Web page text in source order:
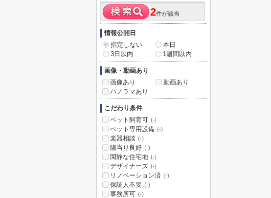
2件が該当
情報公開日
指定しない
本日
3日以内
1週間以内
画像・動画あり
画像あり
動画あり
パノラマあり
こだわり条件
ペット飼育可 (-)
ペット専用設備 (-)
楽器相談 (-)
陽当り良好 (-)
閑静な住宅地 (-)
デザイナーズ (-)
リノベーション済 (-)
保証人不要 (-)
事務所可 (-)